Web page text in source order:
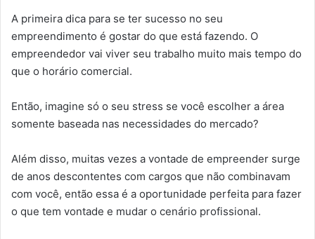
A primeira dica para se ter sucesso no seu
empreendimento é gostar do que está fazendo. O
empreendedor vai viver seu trabalho muito mais tempo do
que o horário comercial.
Então, imagine só o seu stress se você escolher a área
somente baseada nas necessidades do mercado?
Além disso, muitas vezes a vontade de empreender surge
de anos descontentes com cargos que não combinavam
com você, então essa é a oportunidade perfeita para fazer
o que tem vontade e mudar o cenário profissional.